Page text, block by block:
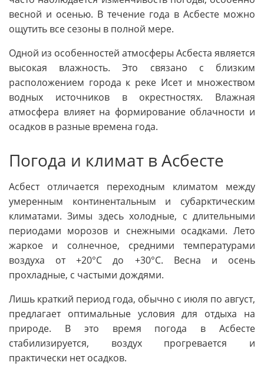
весной и осенью. В течение года в Асбесте можно
ощутить все сезоны в полной мере.
Одной из особенностей атмосферы Асбеста является
высокая влажность. Это связано с близким
расположением города к реке Исет и множеством
водных источников в окрестностях. Влажная
атмосфера влияет на формирование облачности и
осадков в разные времена года.
Погода и климат в Асбесте
Асбест отличается переходным климатом между
умеренным континентальным и субарктическим
климатами. Зимы здесь холодные, с длительными
периодами морозов и снежными осадками. Лето
жаркое и солнечное, средними температурами
воздуха от +20°C до +30°C. Весна и осень
прохладные, с частыми дождями.
Лишь краткий период года, обычно с июля по август,
предлагает оптимальные условия для отдыха на
природе. В это время погода в Асбесте
стабилизируется, воздух прогревается и
практически нет осадков.